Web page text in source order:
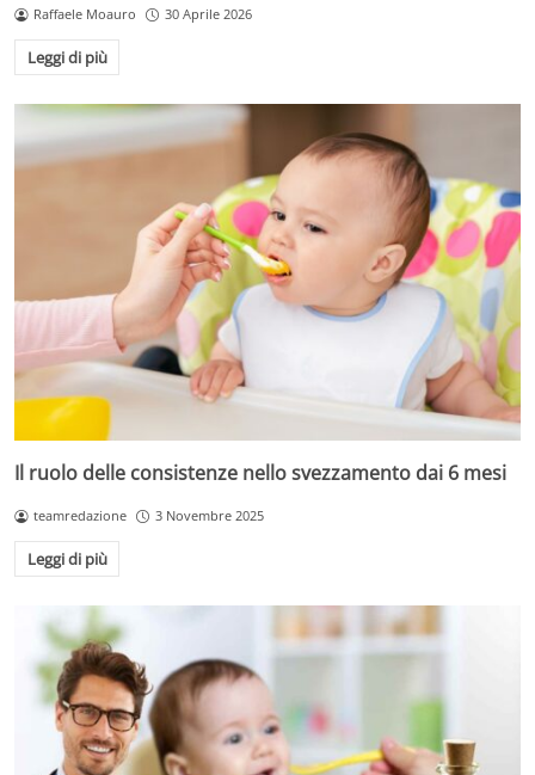
Raffaele Moauro 30 Aprile 2026
Leggi di più
Il ruolo delle consistenze nello svezzamento dai 6 mesi
teamredazione 3 Novembre 2025
Leggi di più